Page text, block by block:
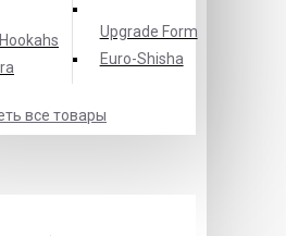
Upgrade Form
Еuro-Shisha
все товары